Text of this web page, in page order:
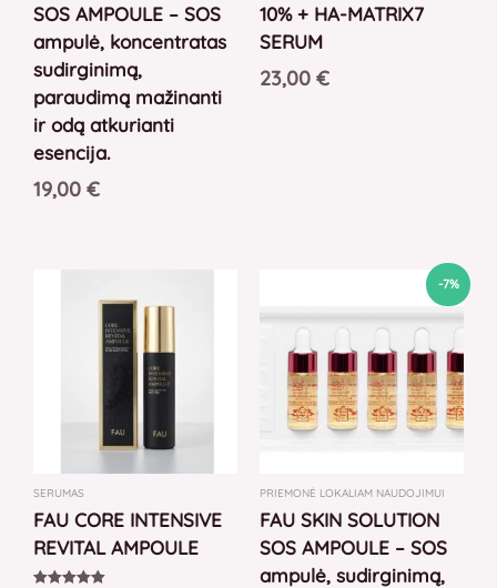
SOS AMPOULE – SOS
ampulė, koncentratas
sudirginimą,
paraudimą mažinanti
ir odą atkurianti
esencija.
19,00 €
10% + HA-MATRIX7
SERUM
23,00 €
SERUMAS
FAU CORE INTENSIVE
REVITAL AMPOULE
-7%
PRIEMONĖ LOKALIAM NAUDOJIMUI
FAU SKIN SOLUTION
SOS AMPOULE – SOS
ampulė, sudirginimą,
was:
75,00 €.
Current
price
is:
70,00 €.